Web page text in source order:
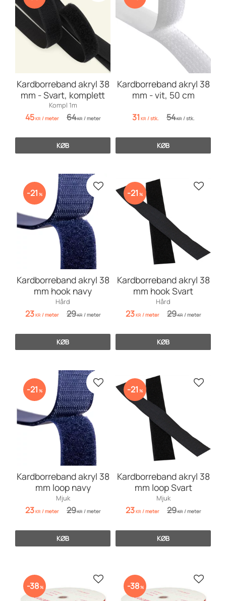
Kardborreband akryl 38
mm - Svart, komplett
Kompl 1m
45KR /meter 64KR /meter
KØB
Kardborreband akryl 38
mm - vit, 50 cm
31 KR /stk. 54KR /stk.
KØB
Kardborreband akryl 38
mm hook navy
Hård
23KR /meter 29KR /meter
21 % Gem som favorit
KØB
Kardborreband akryl 38
mm hook Svart
Hård
23KR /meter 29KR /meter
21 % Gem
KØB
Kardborreband akryl 38
mm loop navy
Mjuk
23KR /meter 29KR /meter
21 % Gem som favorit
KØB
Kardborreband akryl 38
mm loop Svart
Mjuk
23KR /meter 29KR /meter
21 % Gem
KØB
38% Gem som favorit
38% Gem